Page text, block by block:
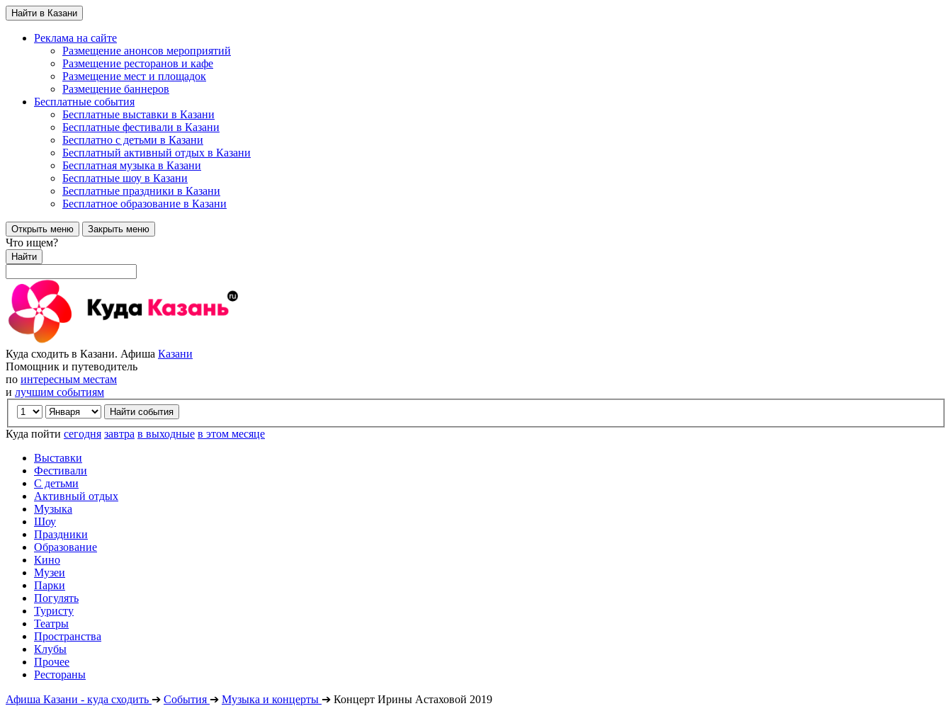
Найти в Казани
Реклама на сайте
Размещение анонсов мероприятий
Размещение ресторанов и кафе
Размещение мест и площадок
Размещение баннеров
Бесплатные события
Бесплатные выставки в Казани
Бесплатные фестивали в Казани
Бесплатно с детьми в Казани
Бесплатный активный отдых в Казани
Бесплатная музыка в Казани
Бесплатные шоу в Казани
Бесплатные праздники в Казани
Бесплатное образование в Казани
Открыть меню Закрыть меню
Что ищем?
Найти
Куда сходить в Казани. Афиша Казани
Помощник и путеводитель
по интересным местам
и лучшим событиям
Куда пойти сегодня завтра в выходные в этом месяце
Выставки
Фестивали
С детьми
Активный отдых
Музыка
Шоу
Праздники
Образование
Кино
Музеи
Парки
Погулять
Туристу
Театры
Пространства
Клубы
Прочее
Рестораны
Афиша Казани - куда сходить ➔ События ➔ Музыка и концерты ➔ Концерт Ирины Астаховой 2019